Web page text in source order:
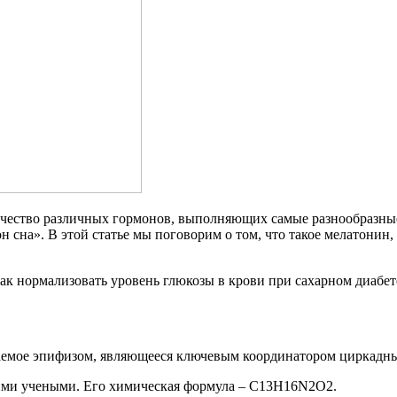
различных гормонов, выполняющих самые
сна». В этой статье мы поговорим о том, что такое
нормализовать уровень глюкозы в крови при сахарном
эпифизом, являющееся ключевым координатором
учеными. Его химическая формула – C13H16N2O2.